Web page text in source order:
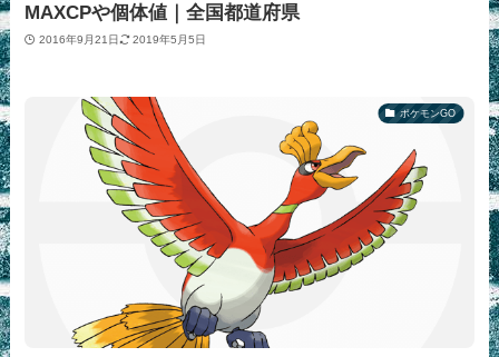
MAXCPや個体値｜全国都道府県
2016年9月21日 2019年5月5日
ポケモンGO